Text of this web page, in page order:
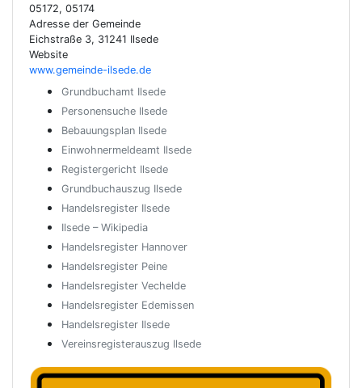
05172, 05174
Adresse der Gemeinde
Eichstraße 3, 31241 Ilsede
Website
www.gemeinde-ilsede.de
Grundbuchamt Ilsede
Personensuche Ilsede
Bebauungsplan Ilsede
Einwohnermeldeamt Ilsede
Registergericht Ilsede
Grundbuchauszug Ilsede
Handelsregister Ilsede
Ilsede – Wikipedia
Handelsregister Hannover
Handelsregister Peine
Handelsregister Vechelde
Handelsregister Edemissen
Handelsregister Ilsede
Vereinsregisterauszug Ilsede